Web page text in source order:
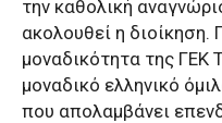
την καθολική
ακολουθεί η διοίκηση.
μοναδικότητα της ΓΕΚ
μοναδικό ελληνικό
που απολαμβάνει